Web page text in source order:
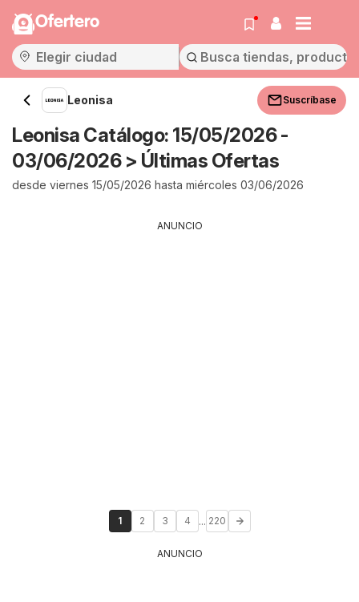
Ofertero
Leonisa Suscríbase
Leonisa Catálogo: 15/05/2026 -
03/06/2026 > Últimas Ofertas
desde viernes 15/05/2026 hasta miércoles 03/06/2026
ANUNCIO
1 2 3 4 ... 220
ANUNCIO